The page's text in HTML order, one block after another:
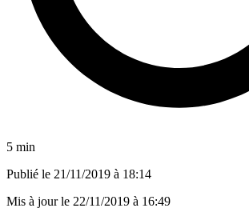
5 min
Publié le 21/11/2019 à 18:14
Mis à jour le 22/11/2019 à 16:49